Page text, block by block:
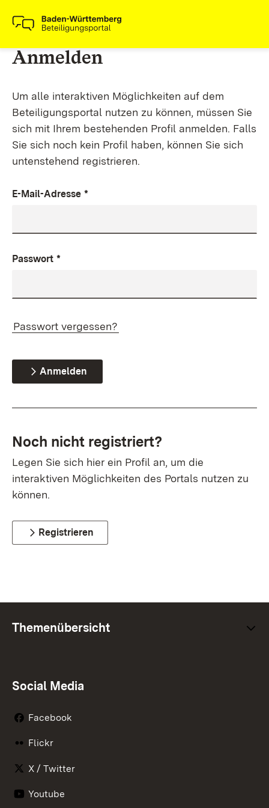
Anmelden
Um alle interaktiven Möglichkeiten auf dem
Beteiligungsportal nutzen zu können, müssen Sie
sich mit Ihrem bestehenden Profil anmelden. Falls
Sie sich noch kein Profil haben, können Sie sich
untenstehend registrieren.
E-Mail-Adresse *
Passwort *
Passwort vergessen?
Anmelden
Noch nicht registriert?
Legen Sie sich hier ein Profil an, um die
interaktiven Möglichkeiten des Portals nutzen zu
können.
Registrieren
Themenübersicht
Social Media
Facebook
Flickr
X / Twitter
Youtube